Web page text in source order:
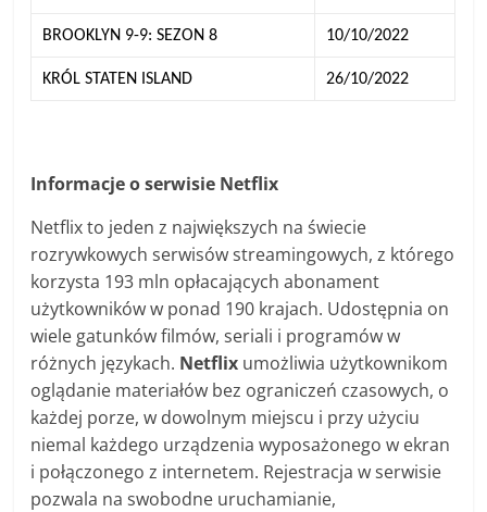
BROOKLYN 9-9: SEZON 8 10/10/2022
KRÓL STATEN ISLAND 26/10/2022
Informacje o serwisie Netflix
Netflix to jeden z największych na świecie
rozrywkowych serwisów streamingowych, z którego
korzysta 193 mln opłacających abonament
użytkowników w ponad 190 krajach. Udostępnia on
wiele gatunków filmów, seriali i programów w
różnych językach. Netflix umożliwia użytkownikom
oglądanie materiałów bez ograniczeń czasowych, o
każdej porze, w dowolnym miejscu i przy użyciu
niemal każdego urządzenia wyposażonego w ekran
i połączonego z internetem. Rejestracja w serwisie
pozwala na swobodne uruchamianie,